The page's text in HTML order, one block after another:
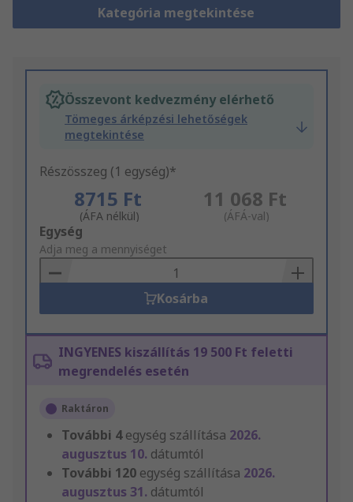
Kategória megtekintése
Összevont kedvezmény elérhető
Tömeges árképzési lehetőségek
megtekintése
Részösszeg (1 egység)*
8715 Ft
(ÁFA nélkül)
11 068 Ft
(ÁFÁ-val)
Add
to
Basket
Egység
Adja meg a mennyiséget
Kosárba
INGYENES kiszállítás 19 500 Ft feletti
megrendelés esetén
Raktáron
További 4egység szállítása 2026.
augusztus 10. dátumtól
További 120 egység szállítása 2026.
augusztus 31. dátumtól